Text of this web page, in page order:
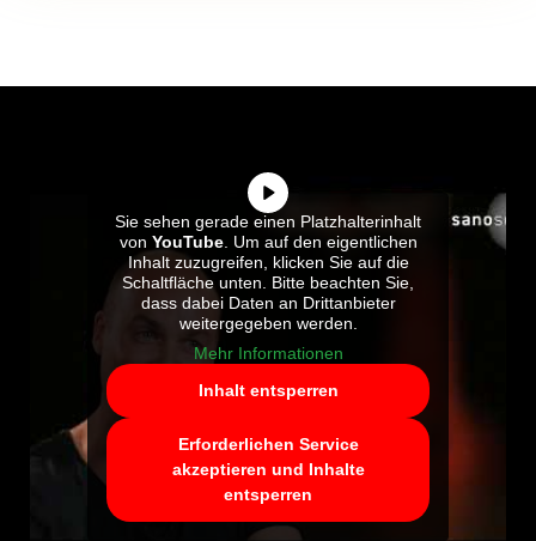
Sie sehen gerade einen Platzhalterinhalt
von YouTube. Um auf den eigentlichen
Inhalt zuzugreifen, klicken Sie auf die
Schaltfläche unten. Bitte beachten Sie,
dass dabei Daten an Drittanbieter
weitergegeben werden.
Mehr Informationen
Inhalt entsperren
Erforderlichen Service
akzeptieren und Inhalte
entsperren